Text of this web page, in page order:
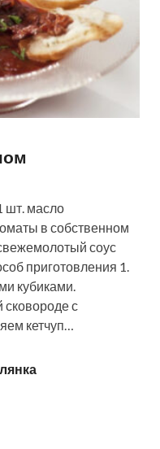
шт. масло
в собственном
соус
приготовления 1.
кубиками.
сковороде с
кетчуп…